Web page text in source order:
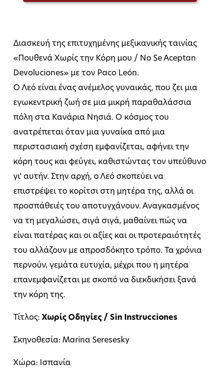
Διασκευή της επιτυχημένης μεξικανικής ταινίας
«Πουθενά Χωρίς την Κόρη μου / No Se Aceptan
Devoluciones» με τον Paco León.
Ο Λεό είναι ένας ανέμελος γυναικάς, που ζει μια
εγωκεντρική ζωή σε μια μικρή παραθαλάσσια
πόλη στα Κανάρια Νησιά. Ο κόσμος του
ανατρέπεται όταν μια γυναίκα από μια
περιστασιακή σχέση εμφανίζεται, αφήνει την
κόρη τους και φεύγει, καθιστώντας τον υπεύθυνο
γι’ αυτήν. Στην αρχή, ο Λεό σκοπεύει να
επιστρέψει το κορίτσι στη μητέρα της, αλλά οι
προσπάθειές του αποτυγχάνουν. Αναγκασμένος
να τη μεγαλώσει, σιγά σιγά, μαθαίνει πώς να
είναι πατέρας και οι αξίες και οι προτεραιότητές
του αλλάζουν με απροσδόκητο τρόπο. Τα χρόνια
περνούν, γεμάτα ευτυχία, μέχρι που η μητέρα
επανεμφανίζεται με σκοπό να διεκδικήσει ξανά
την κόρη της.
Τίτλος: Χωρίς Οδηγίες / Sin Instrucciones
Σκηνοθεσία: Marina Seresesky
Χώρα: Ισπανία